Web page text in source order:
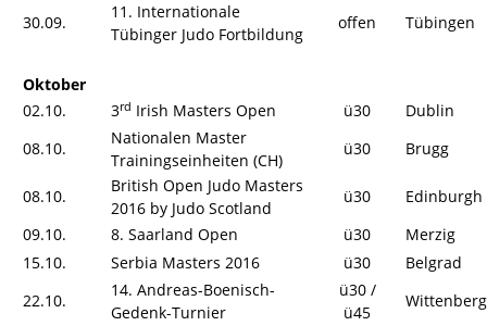
30.09.
11. Internationale
Tübinger Judo Fortbildung
offen Tübingen
Oktober
02.10.
3rd Irish Masters Open ü30
Dublin
08.10.
Nationalen Master
Trainingseinheiten (CH)
ü30 Brugg
08.10.
British Open Judo Masters
2016 by Judo Scotland
ü30
Edinburgh
09.10.
8. Saarland Open ü30
Merzig
15.10.
Serbia Masters 2016 ü30
Belgrad
22.10.
14. Andreas-Boenisch-
Gedenk-Turnier
ü30 /
ü45
Wittenberg